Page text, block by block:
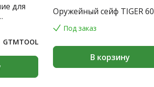
для
GTMTOOL
Оружейный сейф TIGER 60
Под заказ
В корзину